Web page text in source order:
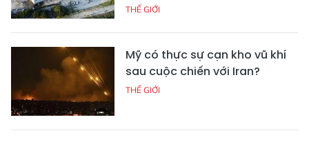
THẾ GIỚI
Mỹ có thực sự cạn kho vũ khí
sau cuộc chiến với Iran?
THẾ GIỚI